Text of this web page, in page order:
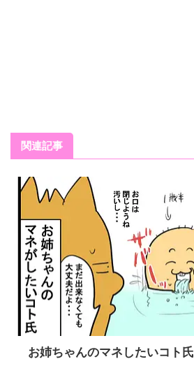
関連記事
お姉ちゃんのマネしたいコト氏